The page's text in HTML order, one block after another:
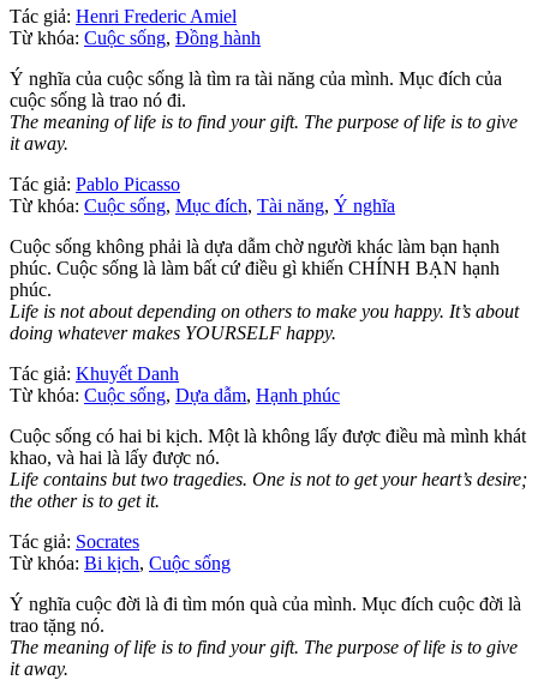
Tác giả: Henri Frederic Amiel
Từ khóa: Cuộc sống, Đồng hành
Ý nghĩa của cuộc sống là tìm ra tài năng của mình. Mục đích của
cuộc sống là trao nó đi.
The meaning of life is to find your gift. The purpose of life is to give
it away.
Tác giả: Pablo Picasso
Từ khóa: Cuộc sống, Mục đích, Tài năng, Ý nghĩa
Cuộc sống không phải là dựa dẫm chờ người khác làm bạn hạnh
phúc. Cuộc sống là làm bất cứ điều gì khiến CHÍNH BẠN hạnh
phúc.
Life is not about depending on others to make you happy. It’s about
doing whatever makes YOURSELF happy.
Tác giả: Khuyết Danh
Từ khóa: Cuộc sống, Dựa dẫm, Hạnh phúc
Cuộc sống có hai bi kịch. Một là không lấy được điều mà mình khát
khao, và hai là lấy được nó.
Life contains but two tragedies. One is not to get your heart’s desire;
the other is to get it.
Tác giả: Socrates
Từ khóa: Bi kịch, Cuộc sống
Ý nghĩa cuộc đời là đi tìm món quà của mình. Mục đích cuộc đời là
trao tặng nó.
The meaning of life is to find your gift. The purpose of life is to give
it away.